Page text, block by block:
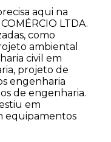
aqui na
LTDA.
como
ambiental
civil em
projeto de
engenharia
de engenharia.
em
equipamentos